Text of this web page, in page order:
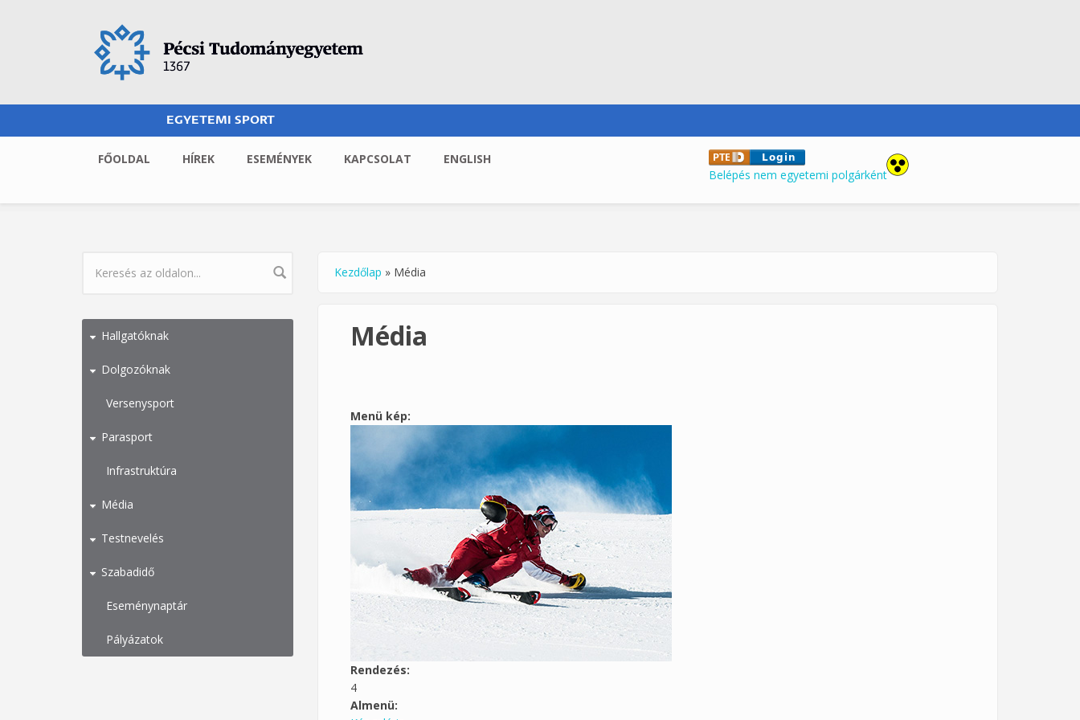
EGYETEMI SPORT
FŐOLDAL HÍREK ESEMÉNYEK KAPCSOLAT
ENGLISH
Belépés nem egyetemi polgárként
KERESÉS ŰRLAP
Hallgatóknak
Dolgozóknak
Versenysport
Parasport
Infrastruktúra
Média
Testnevelés
Szabadidő
Eseménynaptár
Pályázatok
Jelenlegi hely
Kezdőlap » Média
Média
Menü kép:
Rendezés:
4
Almenü: